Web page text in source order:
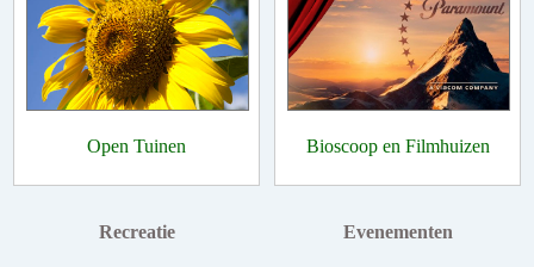
Open Tuinen Bioscoop en Filmhuizen
Recreatie Evenementen